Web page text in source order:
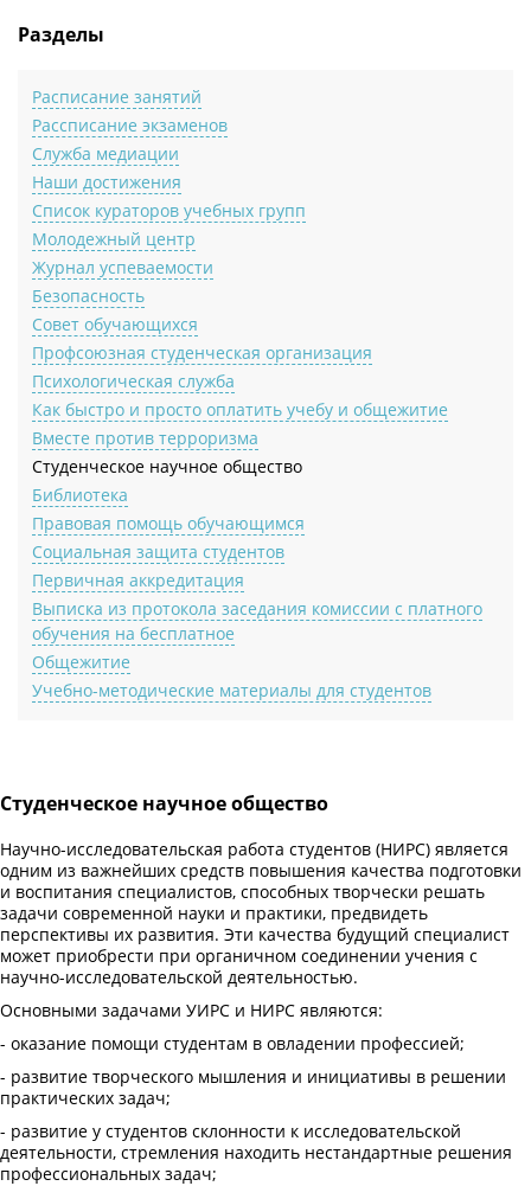
Разделы
Расписание занятий
Рассписание экзаменов
Служба медиации
Наши достижения
Список кураторов учебных групп
Молодежный центр
Журнал успеваемости
Безопасность
Совет обучающихся
Профсоюзная студенческая организация
Психологическая служба
Как быстро и просто оплатить учебу и общежитие
Вместе против терроризма
Студенческое научное общество
Библиотека
Правовая помощь обучающимся
Социальная защита студентов
Первичная аккредитация
Выписка из протокола заседания комиссии с платного
обучения на бесплатное
Общежитие
Учебно-методические материалы для студентов
Студенческое научное общество
Научно-исследовательская работа студентов (НИРС) является
одним из важнейших средств повышения качества подготовки
и воспитания специалистов, способных творчески решать
задачи современной науки и практики, предвидеть
перспективы их развития. Эти качества будущий специалист
может приобрести при органичном соединении учения с
научно-исследовательской деятельностью.
Основными задачами УИРС и НИРС являются:
- оказание помощи студентам в овладении профессией;
- развитие творческого мышления и инициативы в решении
практических задач;
- развитие у студентов склонности к исследовательской
деятельности, стремления находить нестандартные решения
профессиональных задач;